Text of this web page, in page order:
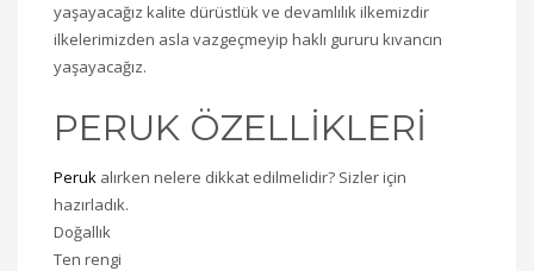
yaşayacağız kalite dürüstlük ve devamlılık ilkemizdir
ilkelerimizden asla vazgeçmeyip haklı gururu kıvancın
yaşayacağız.
PERUK ÖZELLİKLERİ
Peruk alırken nelere dikkat edilmelidir? Sizler için
hazırladık.
Doğallık
Ten rengi